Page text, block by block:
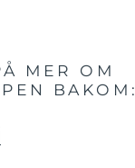
MER OM
BAKOM: